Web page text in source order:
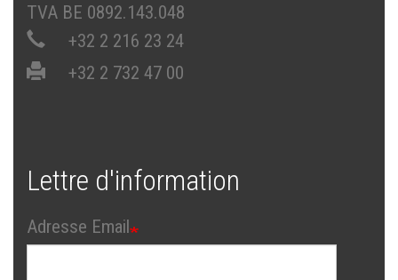
TVA BE 0892.143.048
+32 2 216 23 24
+32 2 732 47 00
Lettre d'information
Adresse Email